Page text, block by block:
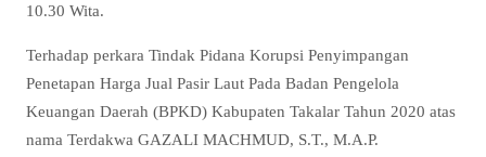
10.30 Wita.
Terhadap perkara Tindak Pidana Korupsi Penyimpangan
Penetapan Harga Jual Pasir Laut Pada Badan Pengelola
Keuangan Daerah (BPKD) Kabupaten Takalar Tahun 2020 atas
nama Terdakwa GAZALI MACHMUD, S.T., M.A.P.